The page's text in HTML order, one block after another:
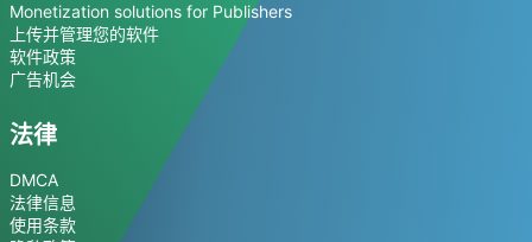
Monetization solutions for Publishers
上传并管理您的软件
软件政策
广告机会
法律
DMCA
法律信息
使用条款